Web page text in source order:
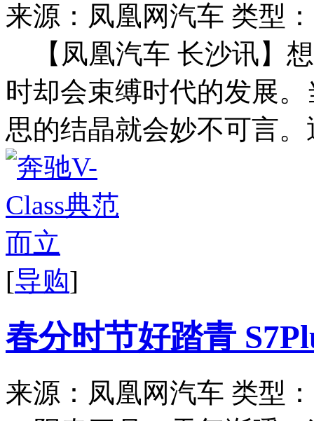
来源：凤凰网汽车 类型
【凤凰汽车 长沙讯】
时却会束缚时代的发展
思的结晶就会妙不可言
[导购]
春分时节好踏青
来源：凤凰网汽车 类型